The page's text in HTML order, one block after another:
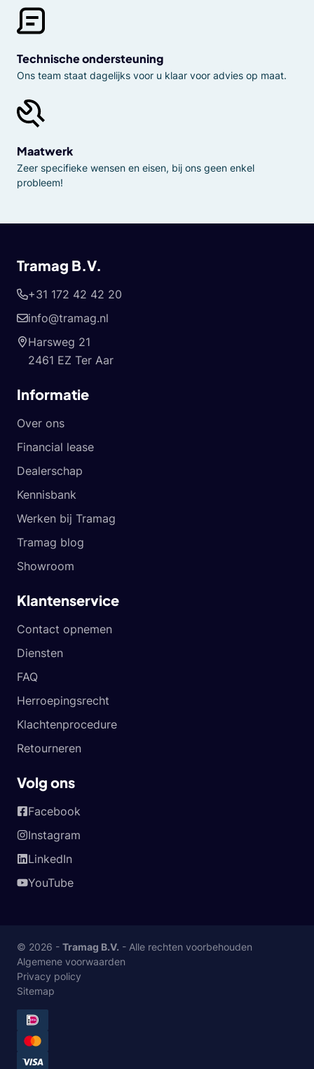
Technische ondersteuning
Ons team staat dagelijks voor u klaar voor advies op maat.
Maatwerk
Zeer specifieke wensen en eisen, bij ons geen enkel
probleem!
Tramag B.V.
+31 172 42 42 20
info@tramag.nl
Harsweg 21
2461 EZ Ter Aar
Informatie
Over ons
Financial lease
Dealerschap
Kennisbank
Werken bij Tramag
Tramag blog
Showroom
Klantenservice
Contact opnemen
Diensten
FAQ
Herroepingsrecht
Klachtenprocedure
Retourneren
Volg ons
Facebook
Instagram
LinkedIn
YouTube
© 2026 - Tramag B.V. - Alle rechten voorbehouden
Algemene voorwaarden
Privacy policy
Sitemap